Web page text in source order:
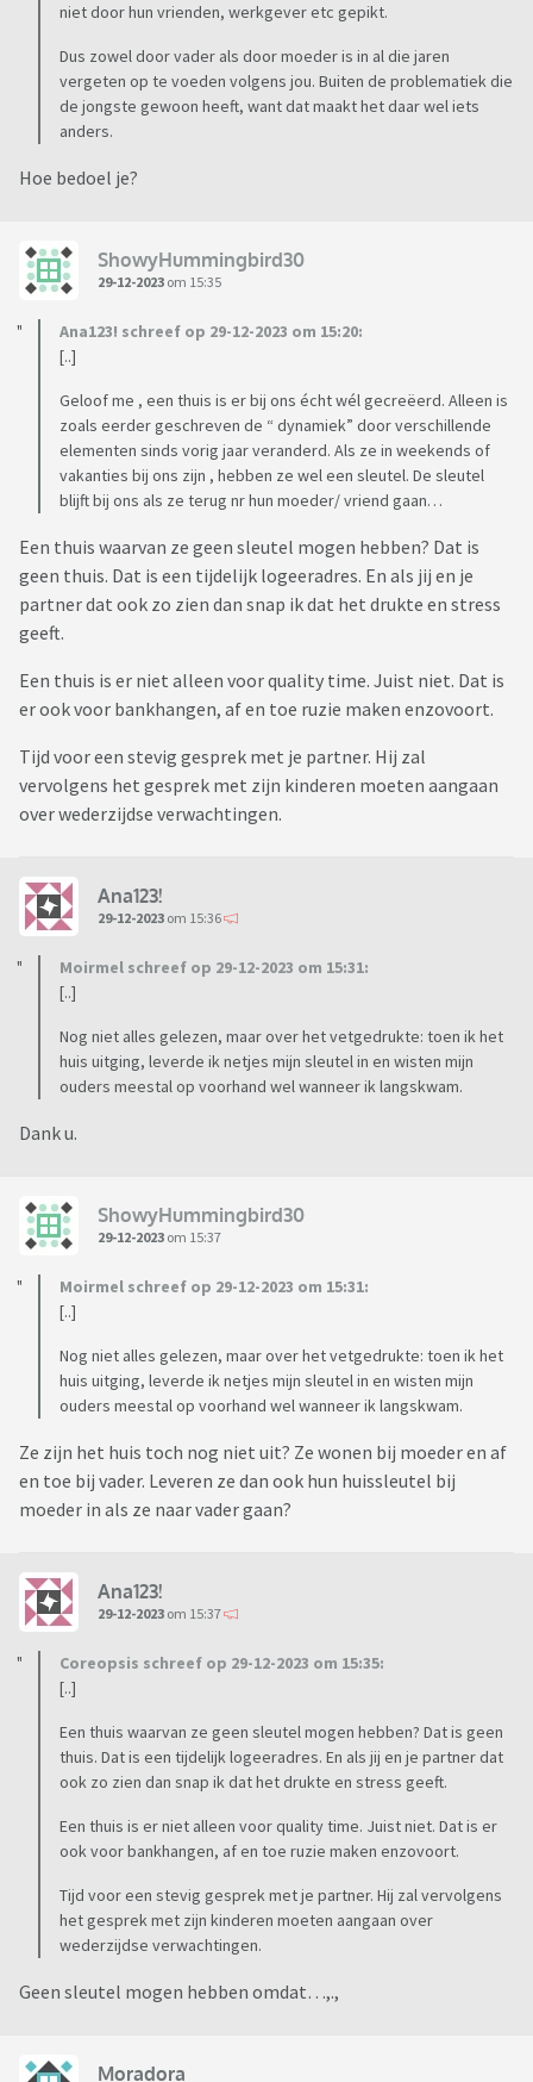
niet door hun vrienden, werkgever etc gepikt.
Dus zowel door vader als door moeder is in al die jaren
vergeten op te voeden volgens jou. Buiten de problematiek die
de jongste gewoon heeft, want dat maakt het daar wel iets
anders.
Hoe bedoel je?
ShowyHummingbird30
29-12-2023 om 15:35
Ana123! schreef op 29-12-2023 om 15:20:
[..]
Geloof me , een thuis is er bij ons écht wél gecreëerd. Alleen is
zoals eerder geschreven de “ dynamiek” door verschillende
elementen sinds vorig jaar veranderd. Als ze in weekends of
vakanties bij ons zijn , hebben ze wel een sleutel. De sleutel
blijft bij ons als ze terug nr hun moeder/ vriend gaan…
Een thuis waarvan ze geen sleutel mogen hebben? Dat is
geen thuis. Dat is een tijdelijk logeeradres. En als jij en je
partner dat ook zo zien dan snap ik dat het drukte en stress
geeft.
Een thuis is er niet alleen voor quality time. Juist niet. Dat is
er ook voor bankhangen, af en toe ruzie maken enzovoort.
Tijd voor een stevig gesprek met je partner. Hij zal
vervolgens het gesprek met zijn kinderen moeten aangaan
over wederzijdse verwachtingen.
Ana123!
29-12-2023 om 15:36
Moirmel schreef op 29-12-2023 om 15:31:
[..]
Nog niet alles gelezen, maar over het vetgedrukte: toen ik het
huis uitging, leverde ik netjes mijn sleutel in en wisten mijn
ouders meestal op voorhand wel wanneer ik langskwam.
Dank u.
ShowyHummingbird30
29-12-2023 om 15:37
Moirmel schreef op 29-12-2023 om 15:31:
[..]
Nog niet alles gelezen, maar over het vetgedrukte: toen ik het
huis uitging, leverde ik netjes mijn sleutel in en wisten mijn
ouders meestal op voorhand wel wanneer ik langskwam.
Ze zijn het huis toch nog niet uit? Ze wonen bij moeder en af
en toe bij vader. Leveren ze dan ook hun huissleutel bij
moeder in als ze naar vader gaan?
Ana123!
29-12-2023 om 15:37
Coreopsis schreef op 29-12-2023 om 15:35:
[..]
Een thuis waarvan ze geen sleutel mogen hebben? Dat is geen
thuis. Dat is een tijdelijk logeeradres. En als jij en je partner dat
ook zo zien dan snap ik dat het drukte en stress geeft.
Een thuis is er niet alleen voor quality time. Juist niet. Dat is er
ook voor bankhangen, af en toe ruzie maken enzovoort.
Tijd voor een stevig gesprek met je partner. Hij zal vervolgens
het gesprek met zijn kinderen moeten aangaan over
wederzijdse verwachtingen.
Geen sleutel mogen hebben omdat…,.,
Moradora